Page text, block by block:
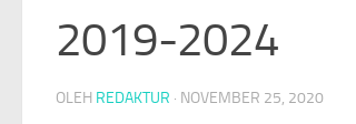
2019-2024
OLEH REDAKTUR · NOVEMBER 25, 2020